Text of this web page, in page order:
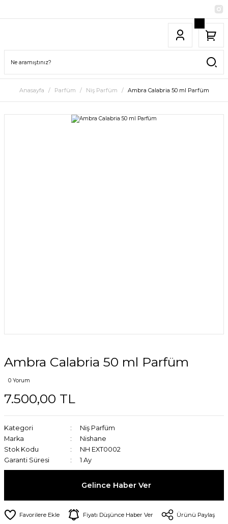
Anasayfa Parfüm Niş Parfüm Ambra Calabria 50 ml Parfüm
Ambra Calabria 50 ml Parfüm
0 Yorum
7.500,00 TL
Kategori
Niş Parfüm
Marka
Nishane
Stok Kodu
NH EXT0002
Garanti Süresi
1 Ay
Gelince Haber Ver
Fiyatı Düşünce Haber Ver Ürünü Paylaş